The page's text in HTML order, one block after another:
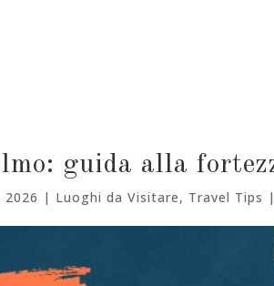
guida alla
2026 | Luoghi da Visitare, Travel Tips |